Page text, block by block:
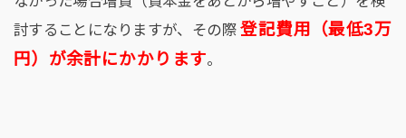
討することになりますが、その際登記費用（最低3万
円）が余計にかかります。